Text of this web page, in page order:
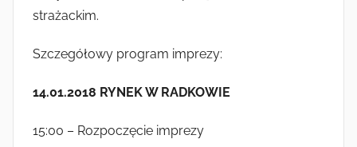
strażackim.
Szczegółowy program imprezy:
14.01.2018 RYNEK W RADKOWIE
15:00 – Rozpoczęcie imprezy